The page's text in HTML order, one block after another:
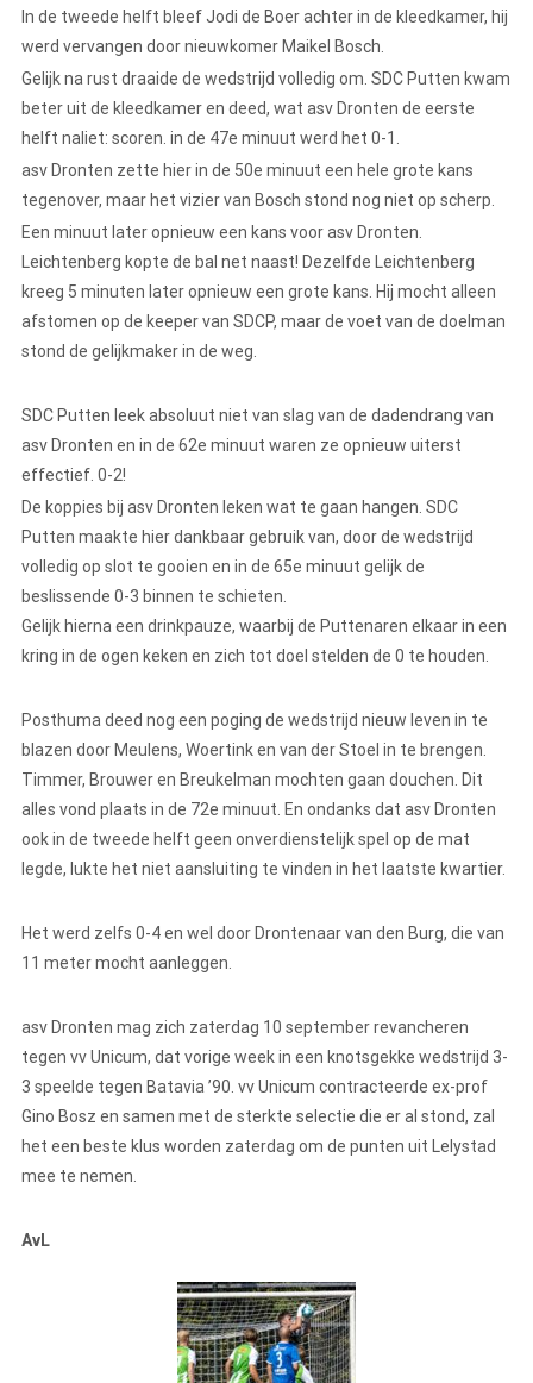
In de tweede helft bleef Jodi de Boer achter in de kleedkamer, hij
werd vervangen door nieuwkomer Maikel Bosch.
Gelijk na rust draaide de wedstrijd volledig om. SDC Putten kwam
beter uit de kleedkamer en deed, wat asv Dronten de eerste
helft naliet: scoren. in de 47e minuut werd het 0-1.
asv Dronten zette hier in de 50e minuut een hele grote kans
tegenover, maar het vizier van Bosch stond nog niet op scherp.
Een minuut later opnieuw een kans voor asv Dronten.
Leichtenberg kopte de bal net naast! Dezelfde Leichtenberg
kreeg 5 minuten later opnieuw een grote kans. Hij mocht alleen
afstomen op de keeper van SDCP, maar de voet van de doelman
stond de gelijkmaker in de weg.
SDC Putten leek absoluut niet van slag van de dadendrang van
asv Dronten en in de 62e minuut waren ze opnieuw uiterst
effectief. 0-2!
De koppies bij asv Dronten leken wat te gaan hangen. SDC
Putten maakte hier dankbaar gebruik van, door de wedstrijd
volledig op slot te gooien en in de 65e minuut gelijk de
beslissende 0-3 binnen te schieten.
Gelijk hierna een drinkpauze, waarbij de Puttenaren elkaar in een
kring in de ogen keken en zich tot doel stelden de 0 te houden.
Posthuma deed nog een poging de wedstrijd nieuw leven in te
blazen door Meulens, Woertink en van der Stoel in te brengen.
Timmer, Brouwer en Breukelman mochten gaan douchen. Dit
alles vond plaats in de 72e minuut. En ondanks dat asv Dronten
ook in de tweede helft geen onverdienstelijk spel op de mat
legde, lukte het niet aansluiting te vinden in het laatste kwartier.
Het werd zelfs 0-4 en wel door Drontenaar van den Burg, die van
11 meter mocht aanleggen.
asv Dronten mag zich zaterdag 10 september revancheren
tegen vv Unicum, dat vorige week in een knotsgekke wedstrijd 3-
3 speelde tegen Batavia ’90. vv Unicum contracteerde ex-prof
Gino Bosz en samen met de sterkte selectie die er al stond, zal
het een beste klus worden zaterdag om de punten uit Lelystad
mee te nemen.
AvL